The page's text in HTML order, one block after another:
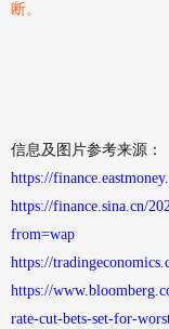
断。
信息及图片参考来源：
https://
https://finance.sina.cn/
from=wap
https://
https://
rate-cut-bets-set-for-